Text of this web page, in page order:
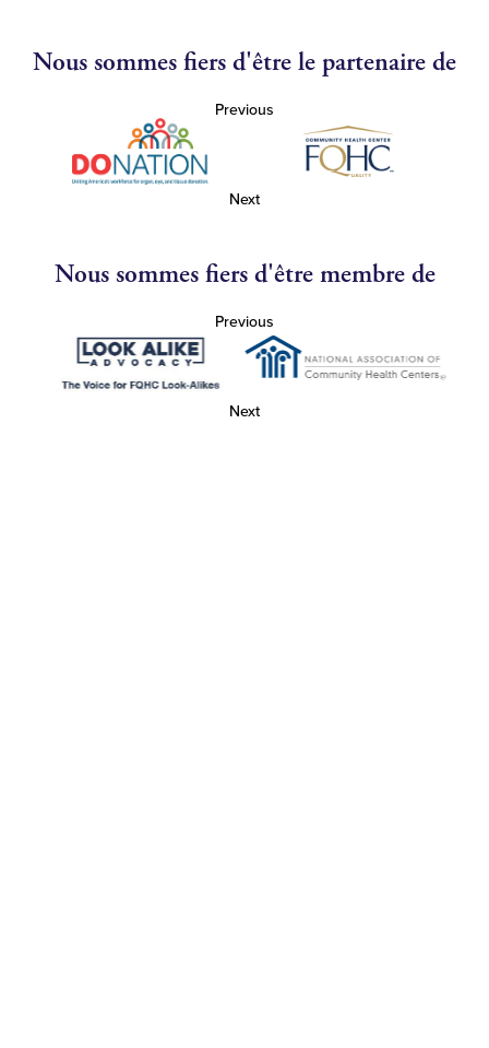
Nous sommes fiers d'être le partenaire de
Previous
Next
Nous sommes fiers d'être membre de
Previous
Next